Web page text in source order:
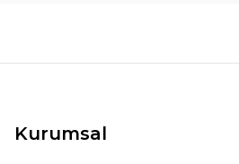
Kurumsal